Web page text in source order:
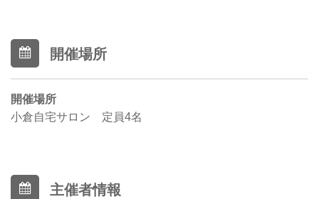
開催場所
開催場所
小倉自宅サロン 定員4名
主催者情報